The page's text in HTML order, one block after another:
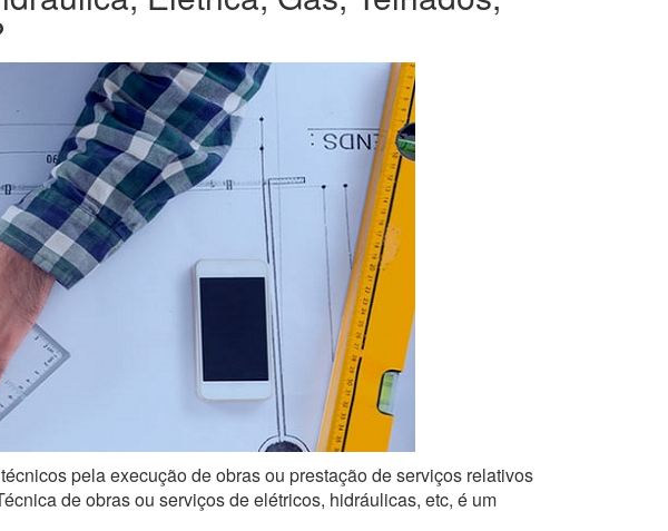
pela execução de obras ou prestação de serviços relativos
de obras ou serviços de elétricos, hidráulicas, etc, é um